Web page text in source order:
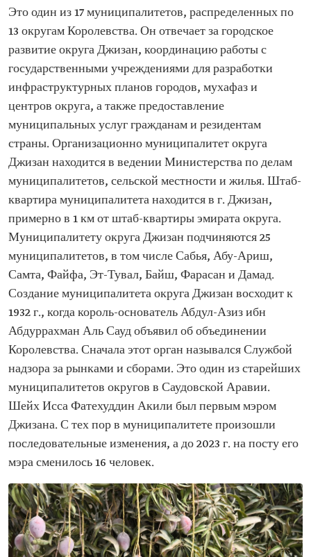
Это один из 17 муниципалитетов, распределенных по
13 округам Королевства. Он отвечает за городское
развитие округа Джизан, координацию работы с
государственными учреждениями для разработки
инфраструктурных планов городов, мухафаз и
центров округа, а также предоставление
муниципальных услуг гражданам и резидентам
страны. Организационно муниципалитет округа
Джизан находится в ведении Министерства по делам
муниципалитетов, сельской местности и жилья. Штаб-
квартира муниципалитета находится в г. Джизан,
примерно в 1 км от штаб-квартиры эмирата округа.
Муниципалитету округа Джизан подчиняются 25
муниципалитетов, в том числе Сабья, Абу-Ариш,
Самта, Файфа, Эт-Тувал, Байш, Фарасан и Дамад.
Создание муниципалитета округа Джизан восходит к
1932 г., когда король-основатель Абдул-Азиз ибн
Абдуррахман Аль Сауд объявил об объединении
Королевства. Сначала этот орган назывался Службой
надзора за рынками и сборами. Это один из старейших
муниципалитетов округов в Саудовской Аравии.
Шейх Исса Фатехуддин Акили был первым мэром
Джизана. С тех пор в муниципалитете произошли
последовательные изменения, а до 2023 г. на посту его
мэра сменилось 16 человек.